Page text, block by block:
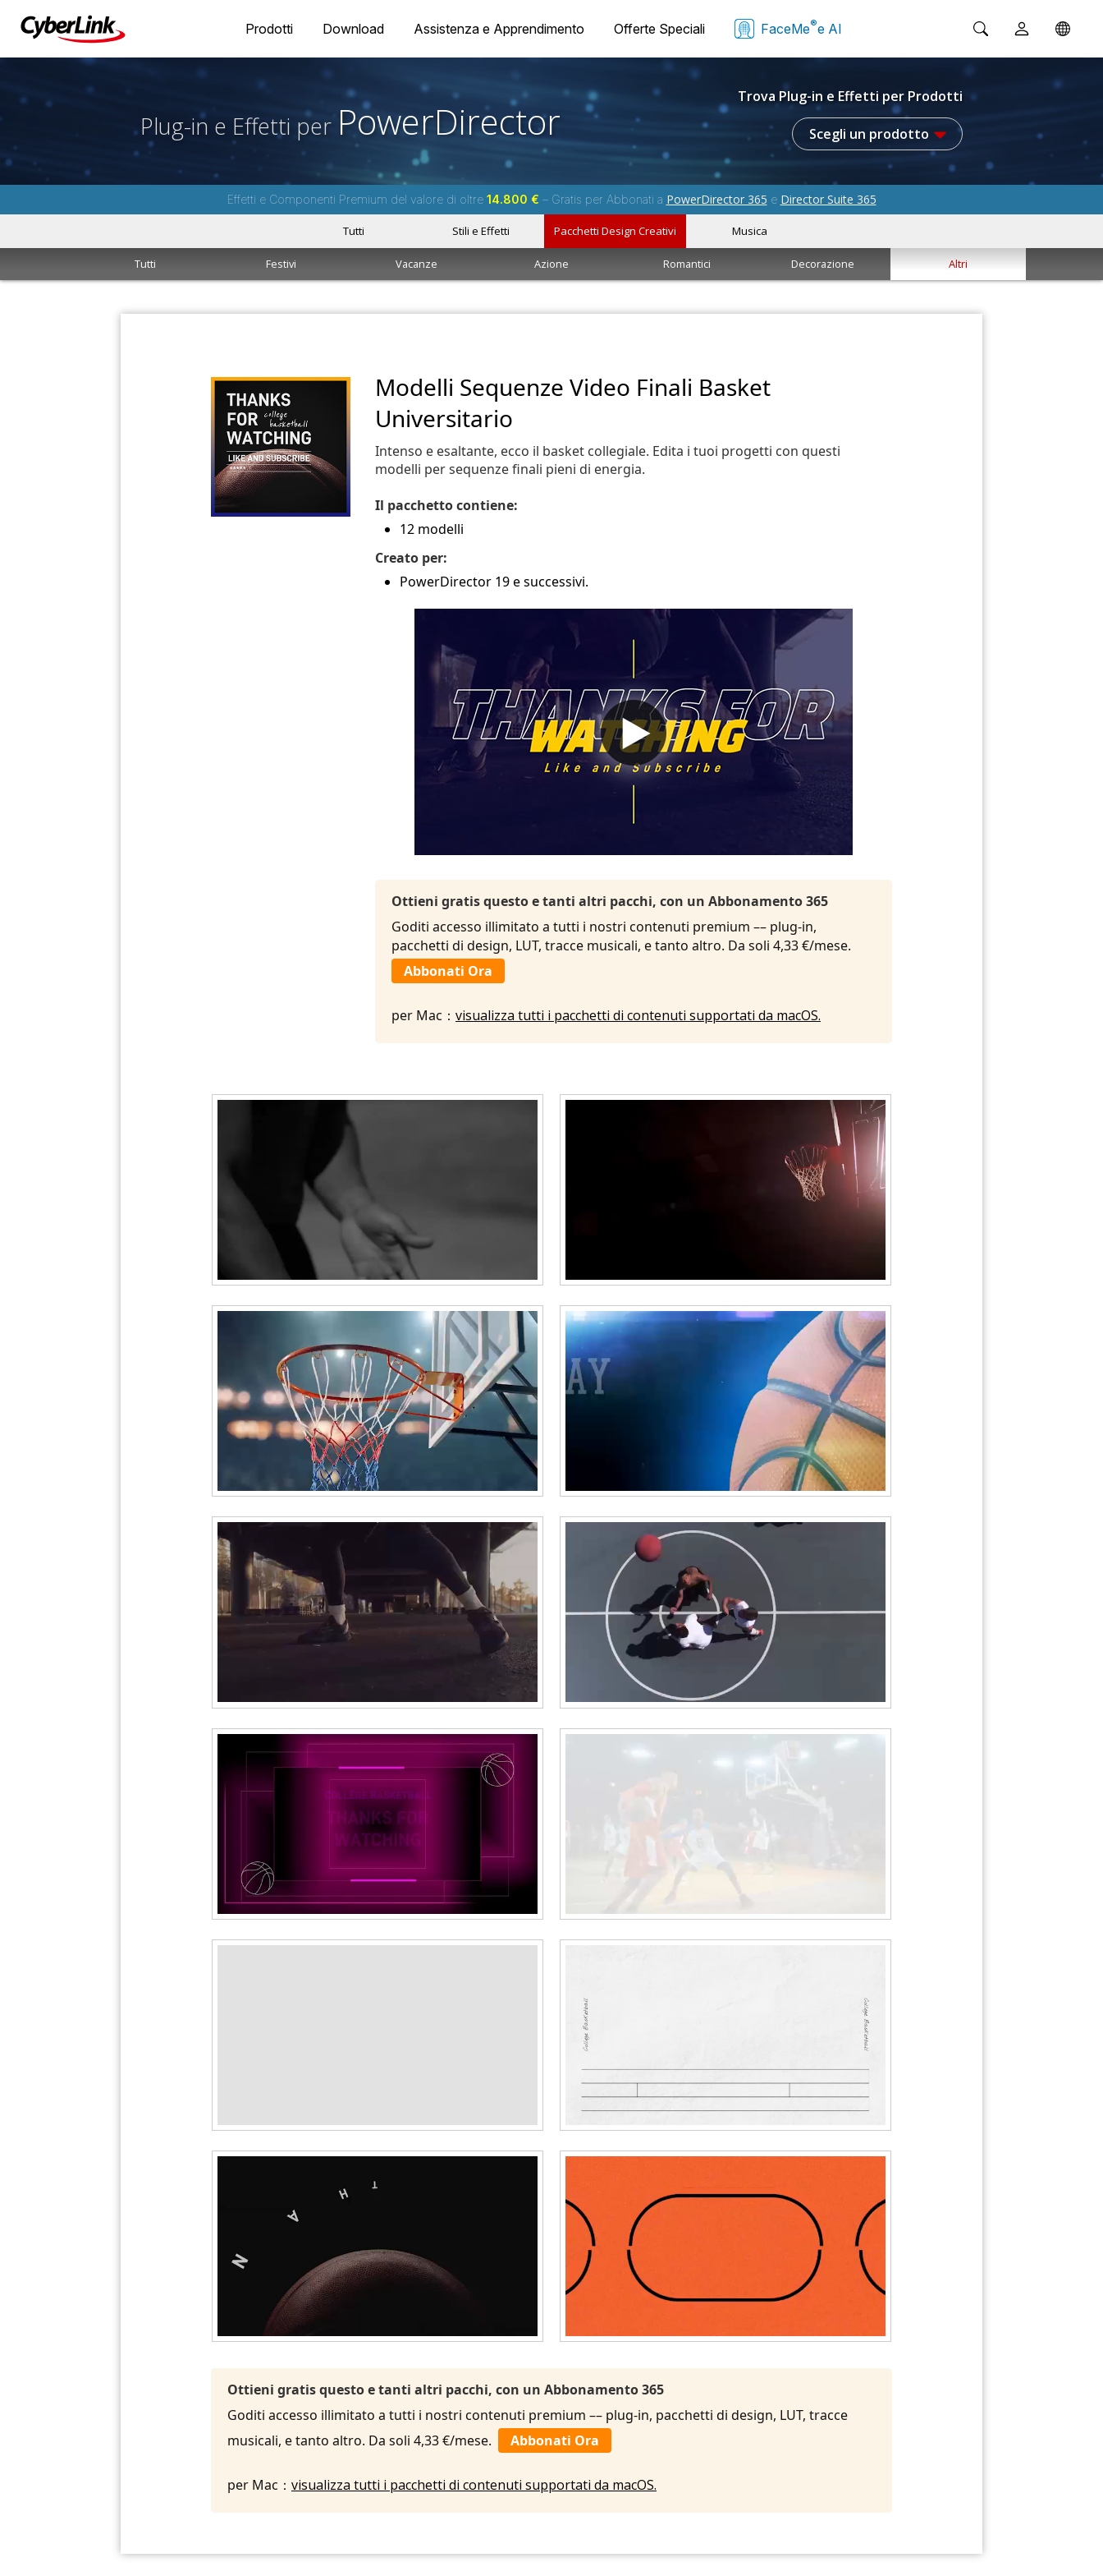
Prodotti Download Assistenza e Apprendimento Offerte Speciali FaceMe®e AI
Plug-in e Effetti per PowerDirector
Trova Plug-in e Effetti per Prodotti
Scegli un prodotto
Effetti e Componenti Premium del valore di oltre 14.800 € – Gratis per Abbonati a PowerDirector 365 e Director Suite 365
Tutti Stili e Effetti Pacchetti Design Creativi Musica
Tutti Festivi Vacanze Azione Romantici Decorazione Altri
Modelli Sequenze Video Finali Basket
Universitario
Intenso e esaltante, ecco il basket collegiale. Edita i tuoi progetti con questi
modelli per sequenze finali pieni di energia.
Il pacchetto contiene:
12 modelli
Creato per:
PowerDirector 19 e successivi.
Ottieni gratis questo e tanti altri pacchi, con un Abbonamento 365
Goditi accesso illimitato a tutti i nostri contenuti premium –– plug-in,
pacchetti di design, LUT, tracce musicali, e tanto altro. Da soli 4,33 €/mese.
Abbonati Ora
per Mac： visualizza tutti i pacchetti di contenuti supportati da macOS.
Ottieni gratis questo e tanti altri pacchi, con un Abbonamento 365
Goditi accesso illimitato a tutti i nostri contenuti premium –– plug-in, pacchetti di design, LUT, tracce
musicali, e tanto altro. Da soli 4,33 €/mese.
Abbonati Ora
per Mac： visualizza tutti i pacchetti di contenuti supportati da macOS.